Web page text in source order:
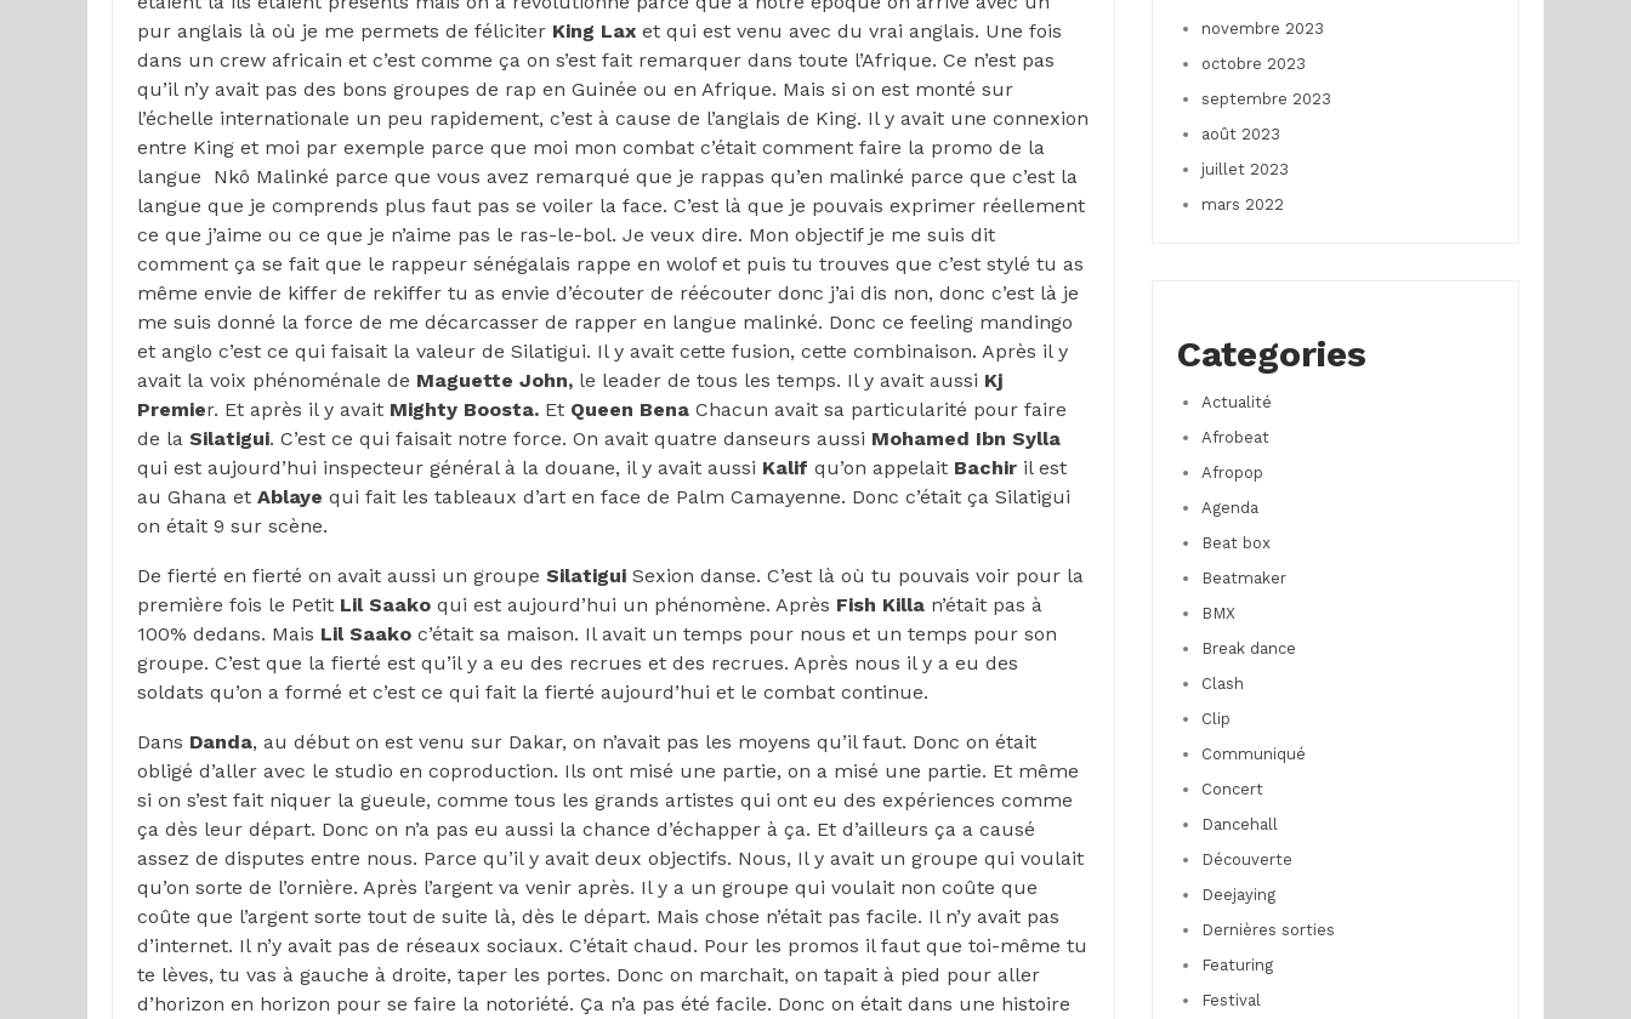
pur anglais là où je me permets de féliciter King Lax et qui est venu avec du vrai anglais. Une fois
dans un crew africain et c’est comme ça on s’est fait remarquer dans toute l’Afrique. Ce n’est pas
qu’il n’y avait pas des bons groupes de rap en Guinée ou en Afrique. Mais si on est monté sur
l’échelle internationale un peu rapidement, c’est à cause de l’anglais de King. Il y avait une connexion
entre King et moi par exemple parce que moi mon combat c’était comment faire la promo de la
langue Nkô Malinké parce que vous avez remarqué que je rappas qu’en malinké parce que c’est la
langue que je comprends plus faut pas se voiler la face. C’est là que je pouvais exprimer réellement
ce que j’aime ou ce que je n’aime pas le ras-le-bol. Je veux dire. Mon objectif je me suis dit
comment ça se fait que le rappeur sénégalais rappe en wolof et puis tu trouves que c’est stylé tu as
même envie de kiffer de rekiffer tu as envie d’écouter de réécouter donc j’ai dis non, donc c’est là je
me suis donné la force de me décarcasser de rapper en langue malinké. Donc ce feeling mandingo
et anglo c’est ce qui faisait la valeur de Silatigui. Il y avait cette fusion, cette combinaison. Après il y
avait la voix phénoménale de Maguette John, le leader de tous les temps. Il y avait aussi Kj
Premier. Et après il y avait Mighty Boosta. Et Queen Bena Chacun avait sa particularité pour faire
de la Silatigui. C’est ce qui faisait notre force. On avait quatre danseurs aussi Mohamed Ibn Sylla
qui est aujourd’hui inspecteur général à la douane, il y avait aussi Kalif qu’on appelait Bachir il est
au Ghana et Ablaye qui fait les tableaux d’art en face de Palm Camayenne. Donc c’était ça Silatigui
on était 9 sur scène.
De fierté en fierté on avait aussi un groupe Silatigui Sexion danse. C’est là où tu pouvais voir pour la
première fois le Petit Lil Saako qui est aujourd’hui un phénomène. Après Fish Killa n’était pas à
100% dedans. Mais Lil Saako c’était sa maison. Il avait un temps pour nous et un temps pour son
groupe. C’est que la fierté est qu’il y a eu des recrues et des recrues. Après nous il y a eu des
soldats qu’on a formé et c’est ce qui fait la fierté aujourd’hui et le combat continue.
Dans Danda, au début on est venu sur Dakar, on n’avait pas les moyens qu’il faut. Donc on était
obligé d’aller avec le studio en coproduction. Ils ont misé une partie, on a misé une partie. Et même
si on s’est fait niquer la gueule, comme tous les grands artistes qui ont eu des expériences comme
ça dès leur départ. Donc on n’a pas eu aussi la chance d’échapper à ça. Et d’ailleurs ça a causé
assez de disputes entre nous. Parce qu’il y avait deux objectifs. Nous, Il y avait un groupe qui voulait
qu’on sorte de l’ornière. Après l’argent va venir après. Il y a un groupe qui voulait non coûte que
coûte que l’argent sorte tout de suite là, dès le départ. Mais chose n’était pas facile. Il n’y avait pas
d’internet. Il n’y avait pas de réseaux sociaux. C’était chaud. Pour les promos il faut que toi-même tu
te lèves, tu vas à gauche à droite, taper les portes. Donc on marchait, on tapait à pied pour aller
d’horizon en horizon pour se faire la notoriété. Ça n’a pas été facile. Donc on était dans une histoire
novembre 2023
octobre 2023
septembre 2023
août 2023
juillet 2023
mars 2022
Categories
Actualité
Afrobeat
Afropop
Agenda
Beat box
Beatmaker
BMX
Break dance
Clash
Clip
Communiqué
Concert
Dancehall
Découverte
Deejaying
Dernières sorties
Featuring
Festival